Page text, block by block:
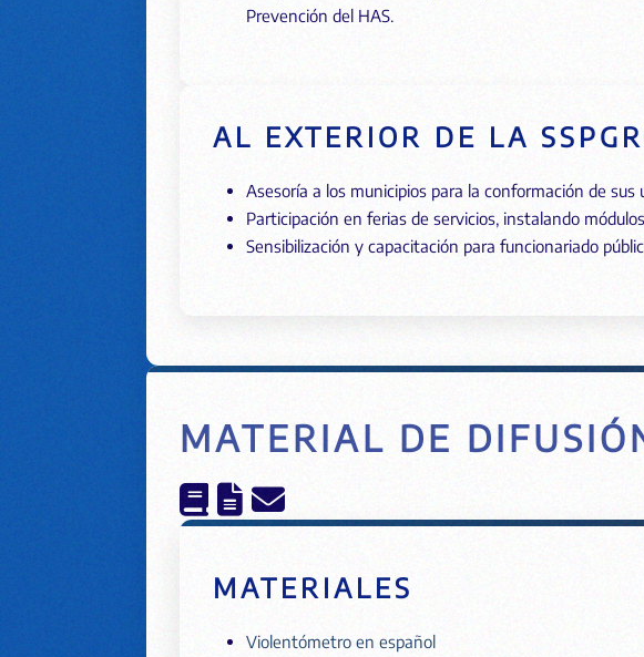
Prevención del HAS.
AL EXTERIOR DE LA
Asesoría a los municipios para la conformación de sus
Participación en ferias de servicios, instalando
Sensibilización y capacitación para funcionariado
MATERIAL DE
MATERIALES
Violentómetro en español